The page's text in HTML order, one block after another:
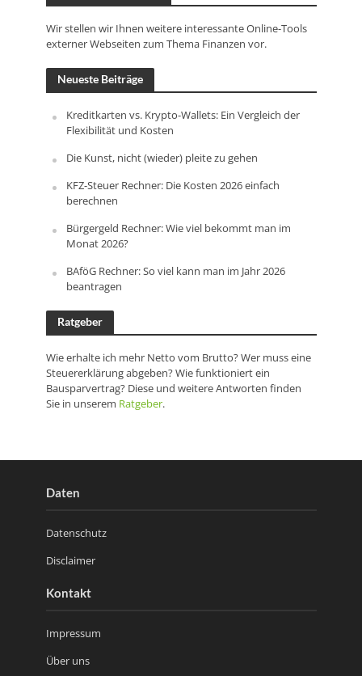
Wir stellen wir Ihnen weitere interessante Online-Tools
externer Webseiten zum Thema Finanzen vor.
Neueste Beiträge
Kreditkarten vs. Krypto-Wallets: Ein Vergleich der
Flexibilität und Kosten
Die Kunst, nicht (wieder) pleite zu gehen
KFZ-Steuer Rechner: Die Kosten 2026 einfach
berechnen
Bürgergeld Rechner: Wie viel bekommt man im
Monat 2026?
BAföG Rechner: So viel kann man im Jahr 2026
beantragen
Ratgeber
Wie erhalte ich mehr Netto vom Brutto? Wer muss eine
Steuererklärung abgeben? Wie funktioniert ein
Bausparvertrag? Diese und weitere Antworten finden
Sie in unserem Ratgeber.
Daten
Datenschutz
Disclaimer
Kontakt
Impressum
Über uns